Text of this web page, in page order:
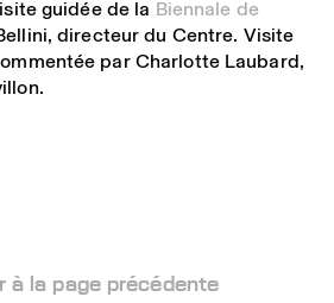
guidée de la Biennale de
directeur du Centre. Visite
par Charlotte Laubard,
à la page précédente